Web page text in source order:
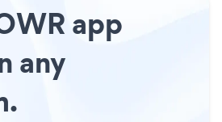
app
any